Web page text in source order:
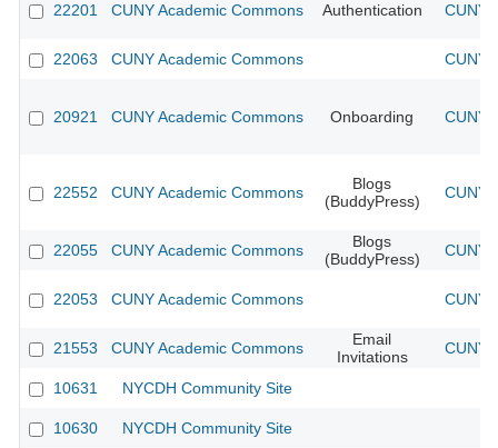
22201 CUNY Academic Commons Authentication CUNY
22063 CUNY Academic Commons CUNY
20921 CUNY Academic Commons Onboarding CUNY
22552 CUNY Academic Commons
Blogs
(BuddyPress)
CUNY
22055 CUNY Academic Commons
Blogs
(BuddyPress)
CUNY
22053 CUNY Academic Commons CUNY
21553 CUNY Academic Commons
Email
Invitations
CUNY
10631 NYCDH Community Site
10630 NYCDH Community Site